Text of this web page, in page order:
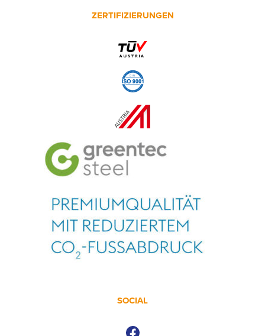
ZERTIFIZIERUNGEN
SOCIAL